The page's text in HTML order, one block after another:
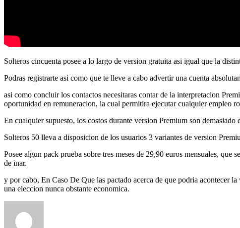
Solteros cincuenta posee a lo largo de version gratuita asi igual que la
Podras registrarte asi como que te lleve a cabo advertir una cuenta
asi como concluir los contactos necesitaras contar de la interpretacion
oportunidad en remuneracion, la cual permitira ejecutar cualquier empleo
En cualquier supuesto, los costos durante version Premium son
Solteros 50 lleva a disposicion de los usuarios 3 variantes de version
Posee algun pack prueba sobre tres meses de 29,90 euros mensuales,
de inar.
y por cabo, En Caso De Que las pactado acerca de que podria acontecer
una eleccion nunca obstante economica.